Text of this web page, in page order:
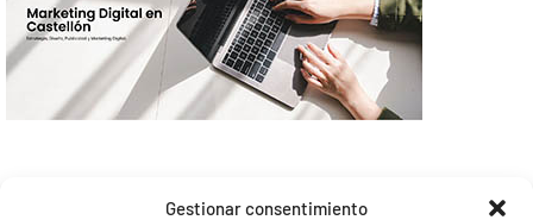
Gestionar consentimiento